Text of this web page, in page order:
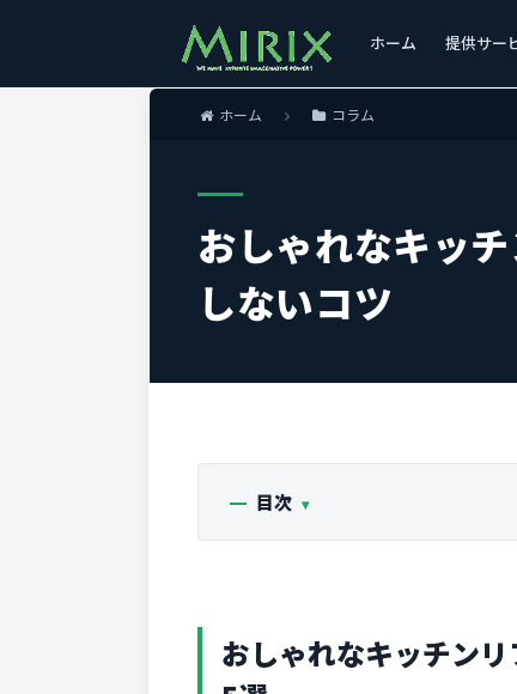
ホーム 提供サー
ホーム コラム
おしゃれなキッ
しないコツ
目次
おしゃれなキッチン